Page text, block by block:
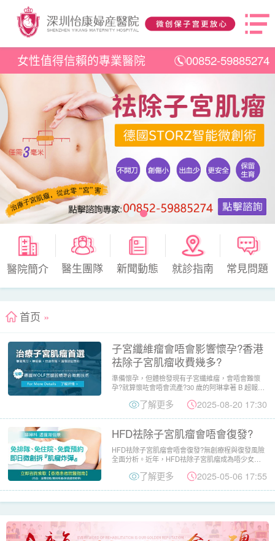
女性值得信賴的專業醫院 00852-59885274
醫院簡介 醫生團隊 新聞動態 就診指南 常見問題
首页 »
子宮纖維瘤會唔會影響懷孕?香港
祛除子宮肌瘤收費幾多?
準備懷孕，但體檢發現有子宮纖維瘤，會唔會難懷
孕?就算懷咗會唔會流產?30 歲的阿琳拿著 B 超報
了解更多 2025-08-20 17:30
HFD祛除子宮肌瘤會唔會復發?
HFD祛除子宮肌瘤會唔會復發?無創療程與復發風險
全面分析。近年，HFD祛除子宮肌瘤成為唔少女士
了解更多 2025-05-06 17:55